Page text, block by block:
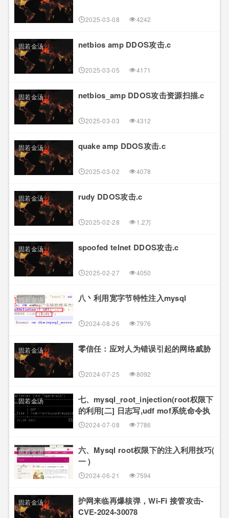
2025-03-08 4242
固若金汤 netbios amp DDOS攻击.c
2025-03-05 4171
固若金汤 netbios_amp DDOS攻击资源扫描.c
2025-03-03 4312
固若金汤 quake amp DDOS攻击.c
2025-03-02 4078
固若金汤 rudy DDOS攻击.c
2025-02-28 1.2万
固若金汤 spoofed telnet DDOS攻击.c
2025-02-27 4050
固若金汤 八丶利用宽字节特性注入mysql
2024-08-26 7976
固若金汤 零信任：应对人为错误引起的网络威胁
2024-07-25 8092
固若金汤
七、mysql_root_injection(root权限下
的利用[二] 日志写,udf mof系统命令执
行[提权])
2024-07-08 7786
固若金汤
六、Mysql root权限下的注入利用技巧(
一 )
2024-06-21 7594
固若金汤
护网来临再爆核弹，Wi-Fi 接管攻击-
CVE-2024-30078